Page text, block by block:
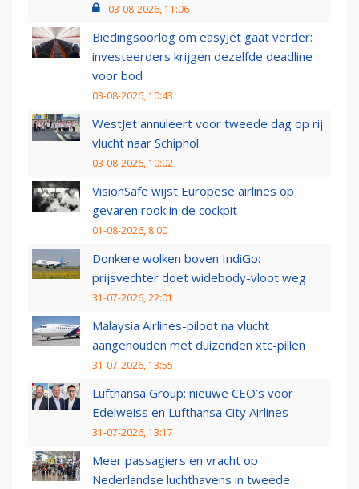
03-08-2026, 11:06
Biedingsoorlog om easyJet gaat verder:
investeerders krijgen dezelfde deadline
voor bod
03-08-2026, 10:43
WestJet annuleert voor tweede dag op rij
vlucht naar Schiphol
03-08-2026, 10:02
VisionSafe wijst Europese airlines op
gevaren rook in de cockpit
01-08-2026, 8:00
Donkere wolken boven IndiGo:
prijsvechter doet widebody-vloot weg
31-07-2026, 22:01
Malaysia Airlines-piloot na vlucht
aangehouden met duizenden xtc-pillen
31-07-2026, 13:55
Lufthansa Group: nieuwe CEO’s voor
Edelweiss en Lufthansa City Airlines
31-07-2026, 13:17
Meer passagiers en vracht op
Nederlandse luchthavens in tweede